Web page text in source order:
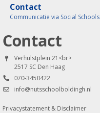
Contact
Communicatie via Social Schools
Contact
Verhulstplein 21<br>
2517 SC Den Haag
070-3450422
info@nutsschoolboldingh.nl
Privacystatement & Disclaimer